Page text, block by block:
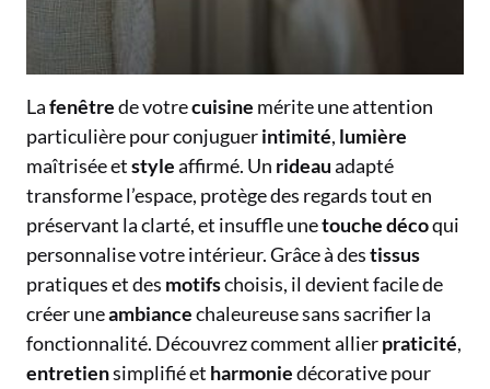
Lafenêtrede votrecuisine mérite une attention
particulière pour conjuguerintimité, lumière
maîtrisée etstyleaffirmé. Un rideauadapté
transforme l’espace, protège des regards tout en
préservant la clarté, et insuffle unetouche décoqui
personnalise votre intérieur. Grâce à destissus
pratiques et des motifschoisis, il devient facile de
créer uneambiancechaleureuse sans sacrifier la
fonctionnalité. Découvrez comment allierpraticité,
entretiensimplifié et harmoniedécorative pour